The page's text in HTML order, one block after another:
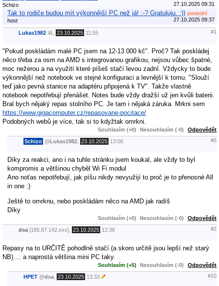
Schizo 27.10.2025 09:31
Tak to rodiče budou mít výkonnější PC než já! :-? Gratuluju. :)) poslední
host
27.10.2025 09:37
Lukas1982 23.10.2025 11:55 #1
"Pokud poskládám malé PC jsem na 12-13 000 kč". Proč? Tak poskládej
něco třeba za osm na AMD s integrovanou grafikou, nejsou vůbec špatné,
moc nežerou a na využití které píšeš stačí levou zadní. Vždycky to bude
výkonnější než notebook ve stejné konfiguraci a levnější k tomu. "Slouží
teď jako pevná stanice na adaptéru připojená k TV". Takže vlastně
notebook nepotřebují přenášet. Notes bude vždy dražší už jen kvůli baterii.
Bral bych nějaký repas stolního PC. Je tam i nějaká záruka. Mrkni sem
https://www.gigacomputer.cz/repasovane-pocitace/
Podobných webů je více, tak si to kdyžtak omrkni.
Souhlasím (+0) Nesouhlasím (-0) Odpovědět
Schizo @ Lukas1982 23.10.2025 13:00 #5
Díky za reakci, ano i na tuhle stránku jsem koukal, ale vždy to byl
kompromis a většinou chyběl Wi Fi modul
Ano noťas nepotřebují, jak píšu nikdy nevyužijí to proč je to přenosné All
in one :)
Ještě to omrknu, nebo poskládám něco na AMD jak radíš
Díky
Souhlasím (+0) Nesouhlasím (-0) Odpovědět
dsa [185.87.142.xxx], 23.10.2025 12:36 #2
Repasy na to URČITĚ pohodlně stačí (a skoro určitě jsou lepší než starý
NB) ... a naprostá většina mini PC taky.
Souhlasím (+5) Nesouhlasím (-0) Odpovědět
HPET @dsa 23.10.2025 13:33 #10